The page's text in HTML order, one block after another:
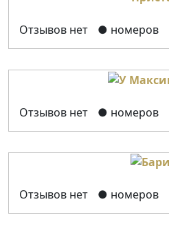
Отзывов нет ● номеров
Отзывов нет ● номеров
Отзывов нет ● номеров